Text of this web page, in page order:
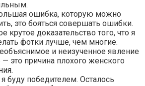
ошибка, которую можно
это бояться совершать ошибки.
крутое доказательство того, что я
фотки лучше, чем многие.
и неизученное явление
— это причина плохого женского
буду победителем. Осталось